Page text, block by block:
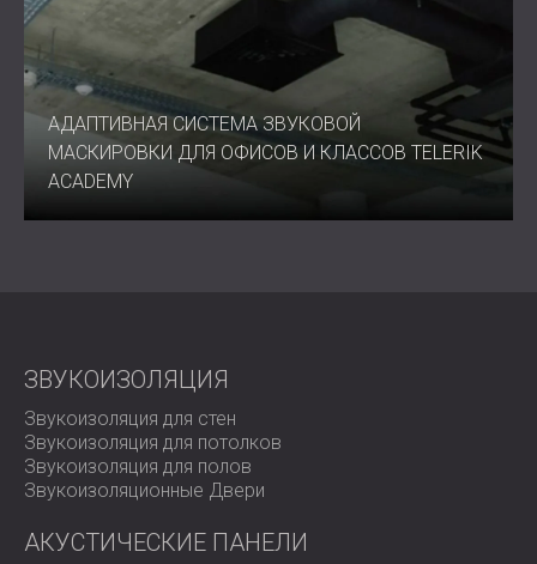
пейджинга
Мощность усилителя: до 150 Вт на контроллер
Подключение: Ethernet, USB или Wi-Fi (с защитой
WPA/WPA2 или WEP)
Функции управления: круглосуточное
планирование, автоматическая диагностика и
отчетность в режиме реального времени
Сертификаты: UL 62368-1, CSA C22.2#62368-1, UL
Офисы открытой планировки и гибридные офисы
Корпоративные конференц-залы и офисы
руководителей
Образовательные учреждения и научно-
исследовательские институты
Отели, рестораны и места гостеприимства
Правительственные и административные здания
АДАПТИВНАЯ СИСТЕМА ЗВУКОВОЙ
МАСКИРОВКИ ДЛЯ ОФИСОВ И КЛАССОВ TELERIK
ACADEMY
ЗВУКОИЗОЛЯЦИЯ
Звукоизоляция для стен
Звукоизоляция для потолков
Звукоизоляция для полов
Звукоизоляционные Двери
АКУСТИЧЕСКИЕ ПАНЕЛИ